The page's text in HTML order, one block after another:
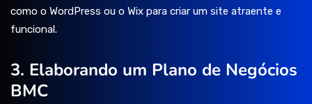
como o WordPress ou o Wix para criar um site atraente e
funcional.
3. Elaborando um Plano de Negócios
BMC